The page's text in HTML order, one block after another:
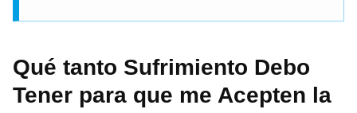
Qué tanto Sufrimiento Debo
Tener para que me Acepten la